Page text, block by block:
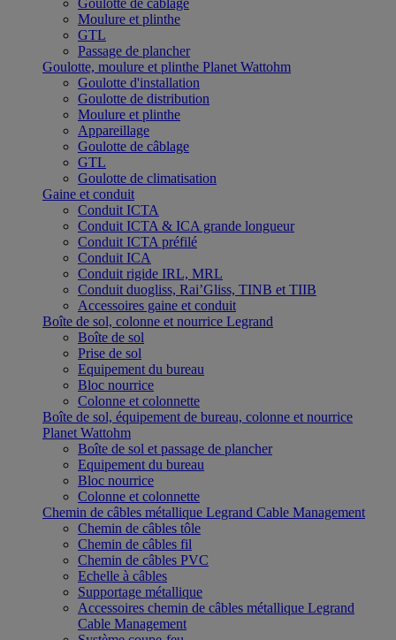
Goulotte de câblage
Moulure et plinthe
GTL
Passage de plancher
Goulotte, moulure et plinthe Planet Wattohm
Goulotte d'installation
Goulotte de distribution
Moulure et plinthe
Appareillage
Goulotte de câblage
GTL
Goulotte de climatisation
Gaine et conduit
Conduit ICTA
Conduit ICTA & ICA grande longueur
Conduit ICTA préfilé
Conduit ICA
Conduit rigide IRL, MRL
Conduit duogliss, Rai’Gliss, TINB et TIIB
Accessoires gaine et conduit
Boîte de sol, colonne et nourrice Legrand
Boîte de sol
Prise de sol
Equipement du bureau
Bloc nourrice
Colonne et colonnette
Boîte de sol, équipement de bureau, colonne et nourrice
Planet Wattohm
Boîte de sol et passage de plancher
Equipement du bureau
Bloc nourrice
Colonne et colonnette
Chemin de câbles métallique Legrand Cable Management
Chemin de câbles tôle
Chemin de câbles fil
Chemin de câbles PVC
Echelle à câbles
Supportage métallique
Accessoires chemin de câbles métallique Legrand
Cable Management